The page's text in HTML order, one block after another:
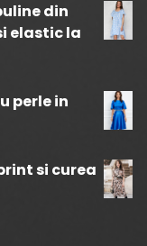
din
elastic la
perle in
si curea